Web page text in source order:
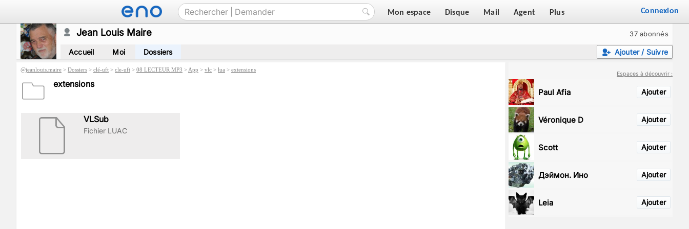
Mon espace Disque Mail Agent Plus Connexion
37 abonnés
Jean Louis Maire
Ajouter / Suivre
Accueil Moi Dossiers
@jeanlouis.maire > Dossiers > clé-uft > cle-uft > 08 LECTEUR MP3 > App > vlc > lua > extensions
extensions
VLSub
Fichier LUAC
Espaces à découvrir :
Ajouter
Paul Afia
Ajouter
Véronique D
Ajouter
Scott
Ajouter
Дэймон. Ино
Ajouter
Leia